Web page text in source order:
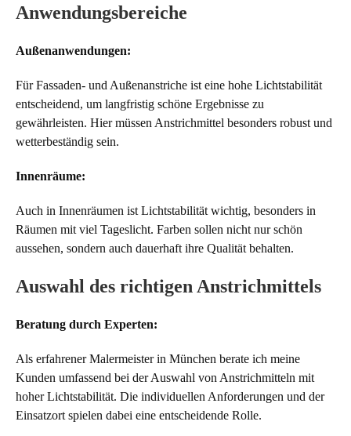
Anwendungsbereiche
Außenanwendungen:
Für Fassaden- und Außenanstriche ist eine hohe Lichtstabilität
entscheidend, um langfristig schöne Ergebnisse zu
gewährleisten. Hier müssen Anstrichmittel besonders robust und
wetterbeständig sein.
Innenräume:
Auch in Innenräumen ist Lichtstabilität wichtig, besonders in
Räumen mit viel Tageslicht. Farben sollen nicht nur schön
aussehen, sondern auch dauerhaft ihre Qualität behalten.
Auswahl des richtigen Anstrichmittels
Beratung durch Experten:
Als erfahrener Malermeister in München berate ich meine
Kunden umfassend bei der Auswahl von Anstrichmitteln mit
hoher Lichtstabilität. Die individuellen Anforderungen und der
Einsatzort spielen dabei eine entscheidende Rolle.